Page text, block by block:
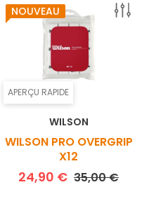
APERÇU RAPIDE
NOUVEAU
WILSON
WILSON PRO OVERGRIP
X12
24,90 € Prix de base
35,00 €Prix